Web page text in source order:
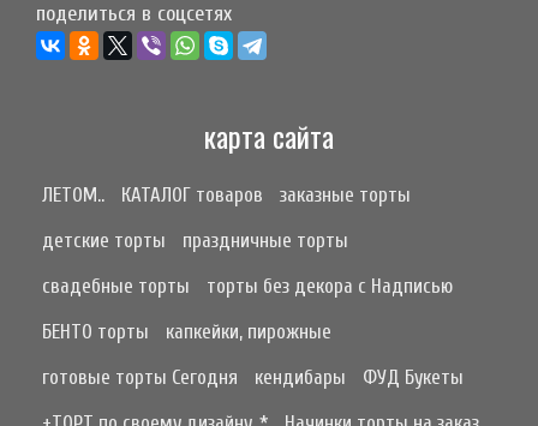
поделиться в соцсетях
карта сайта
ЛЕТОМ.. КАТАЛОГ товаров
заказные торты
детские торты
праздничные торты
свадебные торты
торты без декора с Надписью
БЕНТО торты
капкейки, пирожные
готовые торты Сегодня
кендибары
ФУД Букеты